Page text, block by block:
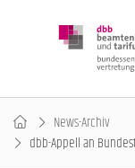
News-Archiv
dbb-Appell an